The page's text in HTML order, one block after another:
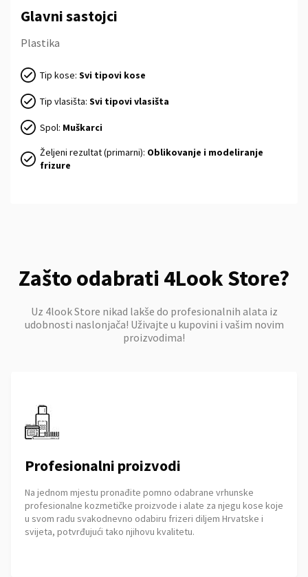
Glavni sastojci
Plastika
Tip kose: Svi tipovi kose
Tip vlasišta: Svi tipovi vlasišta
Spol: Muškarci
Željeni rezultat (primarni): Oblikovanje i modeliranje
frizure
Zašto odabrati 4Look Store?
Uz 4look Store nikad lakše do profesionalnih alata iz
udobnosti naslonjača! Uživajte u kupovini i vašim novim
proizvodima!
Profesionalni proizvodi
Na jednom mjestu pronađite pomno odabrane vrhunske
profesionalne kozmetičke proizvode i alate za njegu kose koje
u svom radu svakodnevno odabiru frizeri diljem Hrvatske i
svijeta, potvrđujući tako njihovu kvalitetu.